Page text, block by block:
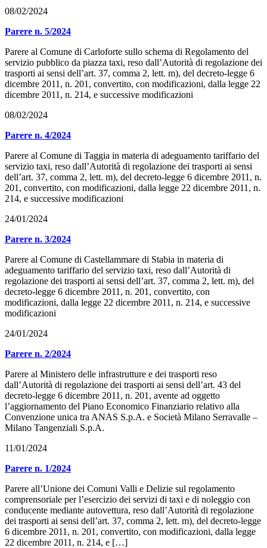
08/02/2024
Parere n. 5/2024
Parere al Comune di Carloforte sullo schema di Regolamento del
servizio pubblico da piazza taxi, reso dall’Autorità di regolazione dei
trasporti ai sensi dell’art. 37, comma 2, lett. m), del decreto-legge 6
dicembre 2011, n. 201, convertito, con modificazioni, dalla legge 22
dicembre 2011, n. 214, e successive modificazioni
08/02/2024
Parere n. 4/2024
Parere al Comune di Taggia in materia di adeguamento tariffario del
servizio taxi, reso dall’Autorità di regolazione dei trasporti ai sensi
dell’art. 37, comma 2, lett. m), del decreto-legge 6 dicembre 2011, n.
201, convertito, con modificazioni, dalla legge 22 dicembre 2011, n.
214, e successive modificazioni
24/01/2024
Parere n. 3/2024
Parere al Comune di Castellammare di Stabia in materia di
adeguamento tariffario del servizio taxi, reso dall’Autorità di
regolazione dei trasporti ai sensi dell’art. 37, comma 2, lett. m), del
decreto-legge 6 dicembre 2011, n. 201, convertito, con
modificazioni, dalla legge 22 dicembre 2011, n. 214, e successive
modificazioni
24/01/2024
Parere n. 2/2024
Parere al Ministero delle infrastrutture e dei trasporti reso
dall’Autorità di regolazione dei trasporti ai sensi dell’art. 43 del
decreto-legge 6 dicembre 2011, n. 201, avente ad oggetto
l’aggiornamento del Piano Economico Finanziario relativo alla
Convenzione unica tra ANAS S.p.A. e Società Milano Serravalle –
Milano Tangenziali S.p.A.
11/01/2024
Parere n. 1/2024
Parere all’Unione dei Comuni Valli e Delizie sul regolamento
comprensoriale per l’esercizio dei servizi di taxi e di noleggio con
conducente mediante autovettura, reso dall’Autorità di regolazione
dei trasporti ai sensi dell’art. 37, comma 2, lett. m), del decreto-legge
6 dicembre 2011, n. 201, convertito, con modificazioni, dalla legge
22 dicembre 2011, n. 214, e […]